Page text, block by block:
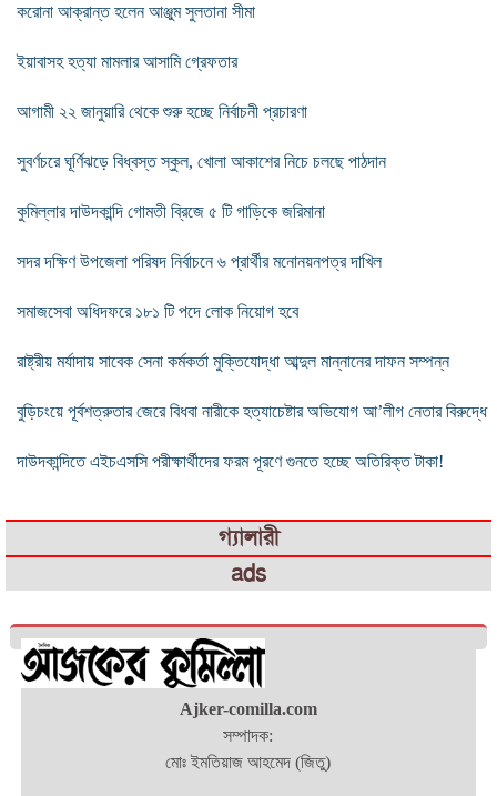
করোনা আক্রান্ত হলেন আঞ্জুম সুলতানা সীমা
ইয়াবাসহ হত্যা মামলার আসামি গ্রেফতার
আগামী ২২ জানুয়ারি থেকে শুরু হচ্ছে নির্বাচনী প্রচারণা
সুবর্ণচরে ঘূর্ণিঝড়ে বিধ্বস্ত স্কুল, খোলা আকাশের নিচে চলছে পাঠদান
কুমিল্লার দাউদকান্দি গোমতী ব্রিজে ৫ টি গাড়িকে জরিমানা
সদর দক্ষিণ উপজেলা পরিষদ নির্বাচনে ৬ প্রার্থীর মনোনয়নপত্র দাখিল
সমাজসেবা অধিদফরে ১৮১ টি পদে লোক নিয়োগ হবে
রাষ্ট্রীয় মর্যাদায় সাবেক সেনা কর্মকর্তা মুক্তিযোদ্ধা আব্দুল মান্নানের দাফন সম্পন্ন
বুড়িচংয়ে পূর্বশত্রুতার জেরে বিধবা নারীকে হত্যাচেষ্টার অভিযোগ আ’লীগ নেতার বিরুদ্ধে
দাউদকান্দিতে এইচএসসি পরীক্ষার্থীদের ফরম পূরণে গুনতে হচ্ছে অতিরিক্ত টাকা!
গ্যালারী
ads
Ajker-comilla.com
সম্পাদক:
মোঃ ইমতিয়াজ আহমেদ (জিতু)